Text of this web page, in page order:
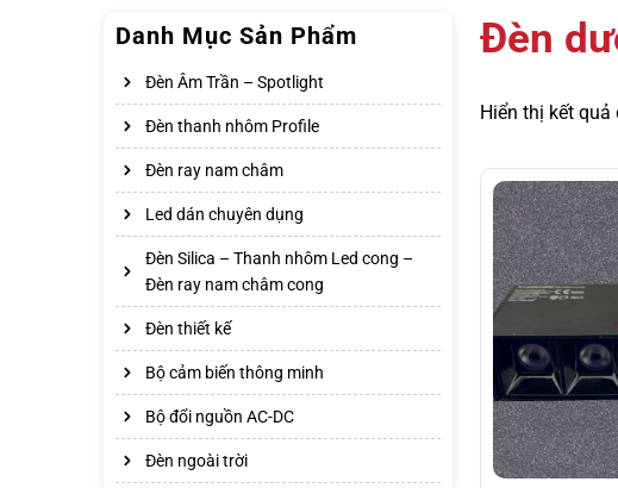
Danh Mục Sản Phẩm
Đèn Âm Trần – Spotlight
Đèn thanh nhôm Profile
Đèn ray nam châm
Led dán chuyên dụng
Đèn Silica – Thanh nhôm Led cong –
Đèn ray nam châm cong
Đèn thiết kế
Bộ cảm biến thông minh
Bộ đổi nguồn AC-DC
Đèn ngoài trời
Đèn
Hiển thị kết quả